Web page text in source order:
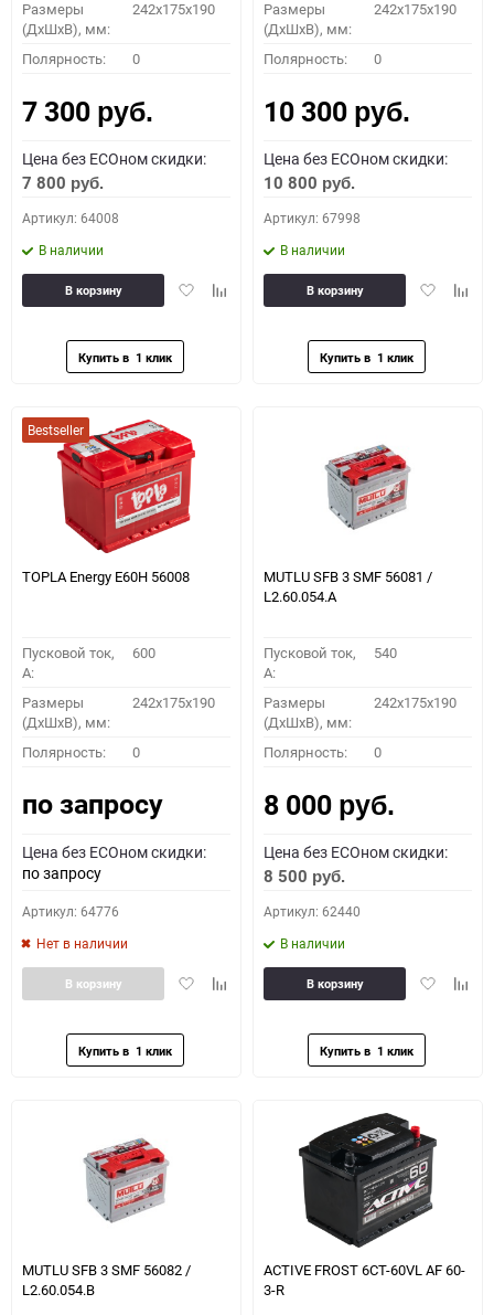
Размеры
(ДхШхВ), мм:
242x175x190
Полярность: 0
7 300 руб.
Цена без ECOном скидки:
7 800 руб.
Артикул: 64008
В наличии
ДобавитьДобавить
В корзину
Размеры
(ДхШхВ), мм:
242x175x190
Полярность: 0
10 300 руб.
Цена без ECOном скидки:
10 800 руб.
Артикул: 67998
В наличии
Добавить
В корзину
Bestseller
TOPLA Energy E60H 56008
Пусковой ток,
A:
600
Размеры
(ДхШхВ), мм:
242x175x190
Полярность: 0
по запросу
Цена без ECOном скидки:
по запросу
Артикул: 64776
Нет в наличии
ДобавитьДобавить
В корзину
MUTLU SFB 3 SMF 56081 /
L2.60.054.A
Пусковой ток,
A:
540
Размеры
(ДхШхВ), мм:
242x175x190
Полярность: 0
8 000 руб.
Цена без ECOном скидки:
8 500 руб.
Артикул: 62440
В наличии
Добавить
В корзину
MUTLU SFB 3 SMF 56082 /
L2.60.054.B
ACTIVE FROST 6СТ-60VL АF 60-
3-R